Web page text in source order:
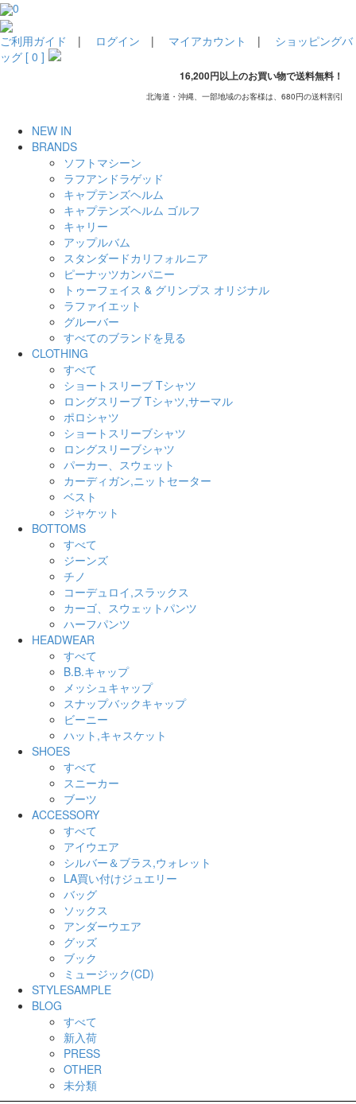
0
ご利用ガイド | ログイン | マイアカウント | ショッピングバ
ッグ [ 0 ]
16,200円以上のお買い物で送料無料！
北海道・沖縄、一部地域のお客様は、680円の送料割引
NEW IN
BRANDS
ソフトマシーン
ラフアンドラゲッド
キャプテンズヘルム
キャプテンズヘルム ゴルフ
キャリー
アップルバム
スタンダードカリフォルニア
ピーナッツカンパニー
トゥーフェイス & グリンプス オリジナル
ラファイエット
グルーバー
すべてのブランドを見る
CLOTHING
すべて
ショートスリーブ Tシャツ
ロングスリーブ Tシャツ,サーマル
ポロシャツ
ショートスリーブシャツ
ロングスリーブシャツ
パーカー、スウェット
カーディガン,ニットセーター
ベスト
ジャケット
BOTTOMS
すべて
ジーンズ
チノ
コーデュロイ,スラックス
カーゴ、スウェットパンツ
ハーフパンツ
HEADWEAR
すべて
B.B.キャップ
メッシュキャップ
スナップバックキャップ
ビーニー
ハット,キャスケット
SHOES
すべて
スニーカー
ブーツ
ACCESSORY
すべて
アイウエア
シルバー＆ブラス,ウォレット
LA買い付けジュエリー
バッグ
ソックス
アンダーウエア
グッズ
ブック
ミュージック(CD)
STYLESAMPLE
BLOG
すべて
新入荷
PRESS
OTHER
未分類